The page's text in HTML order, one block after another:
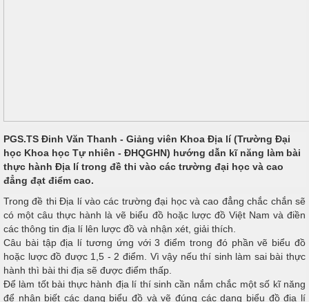
PGS.TS Đinh Văn Thanh - Giảng viên Khoa Địa lí (Trường Đại
học Khoa học Tự nhiên - ĐHQGHN) hướng dẫn kĩ năng làm bài
thực hành Địa lí trong đề thi vào các trường đại học và cao
đẳng đạt điểm cao.
Trong đề thi Địa lí vào các trường đại học và cao đẳng chắc chắn sẽ
có một câu thực hành là vẽ biểu đồ hoặc lược đồ Việt Nam và điền
các thông tin địa lí lên lược đồ và nhận xét, giải thích.
Câu bài tập địa lí tương ứng với 3 điểm trong đó phần vẽ biểu đồ
hoặc lược đồ được 1,5 - 2 điểm. Vì vậy nếu thí sinh làm sai bài thực
hành thì bài thi địa sẽ được điểm thấp.
Để làm tốt bài thực hành địa lí thí sinh cần nắm chắc một số kĩ năng
để nhận biết các dạng biểu đồ và vẽ đúng các dạng biểu đồ địa lí